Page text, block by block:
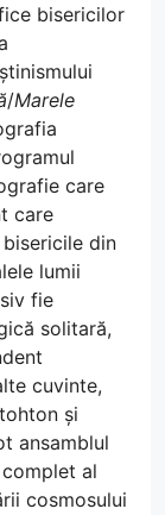
bisericilor
/Marele
care
care
bisericile din
lumii
fie
solitară,
cuvinte,
și
ansamblul
al
cosmosului